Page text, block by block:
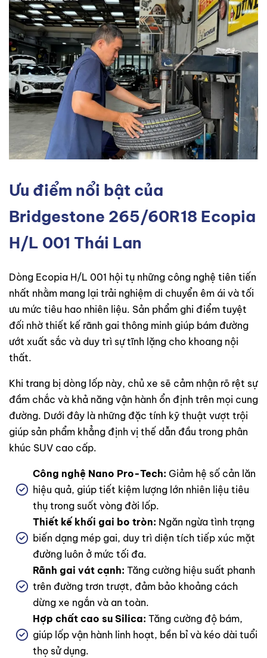
Ưu điểm nổi bật của
Bridgestone 265/60R18 Ecopia
H/L 001 Thái Lan
Dòng Ecopia H/L 001 hội tụ những công nghệ tiên tiến
nhất nhằm mang lại trải nghiệm di chuyển êm ái và tối
ưu mức tiêu hao nhiên liệu. Sản phẩm ghi điểm tuyệt
đối nhờ thiết kế rãnh gai thông minh giúp bám đường
ướt xuất sắc và duy trì sự tĩnh lặng cho khoang nội
thất.
Khi trang bị dòng lốp này, chủ xe sẽ cảm nhận rõ rệt sự
đầm chắc và khả năng vận hành ổn định trên mọi cung
đường. Dưới đây là những đặc tính kỹ thuật vượt trội
giúp sản phẩm khẳng định vị thế dẫn đầu trong phân
khúc SUV cao cấp.
Công nghệ Nano Pro-Tech: Giảm hệ số cản lăn
hiệu quả, giúp tiết kiệm lượng lớn nhiên liệu tiêu
thụ trong suốt vòng đời lốp.
Thiết kế khối gai bo tròn: Ngăn ngừa tình trạng
biến dạng mép gai, duy trì diện tích tiếp xúc mặt
đường luôn ở mức tối đa.
Rãnh gai vát cạnh: Tăng cường hiệu suất phanh
trên đường trơn trượt, đảm bảo khoảng cách
dừng xe ngắn và an toàn.
Hợp chất cao su Silica: Tăng cường độ bám,
giúp lốp vận hành linh hoạt, bền bỉ và kéo dài tuổi
thọ sử dụng.